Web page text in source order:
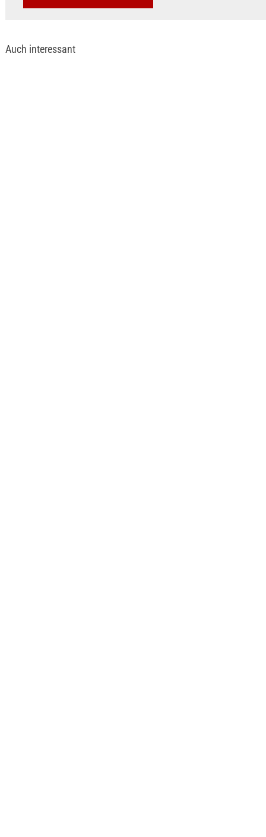
Auch interessant